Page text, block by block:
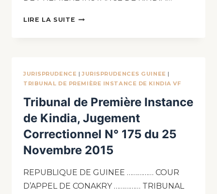
LIRE LA SUITE
JURISPRUDENCE |JURISPRUDENCES GUINEE |
TRIBUNAL DE PREMIÈRE INSTANCE DE KINDIA VF
Tribunal de Première Instance
de Kindia, Jugement
Correctionnel N° 175 du 25
Novembre 2015
REPUBLIQUE DE GUINEE …………… COUR
D’APPEL DE CONAKRY …………… TRIBUNAL